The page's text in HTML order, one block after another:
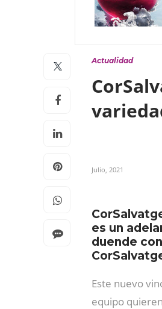
Actualidad
Julio, 2021
es un
duende
Este nuevo
equipo